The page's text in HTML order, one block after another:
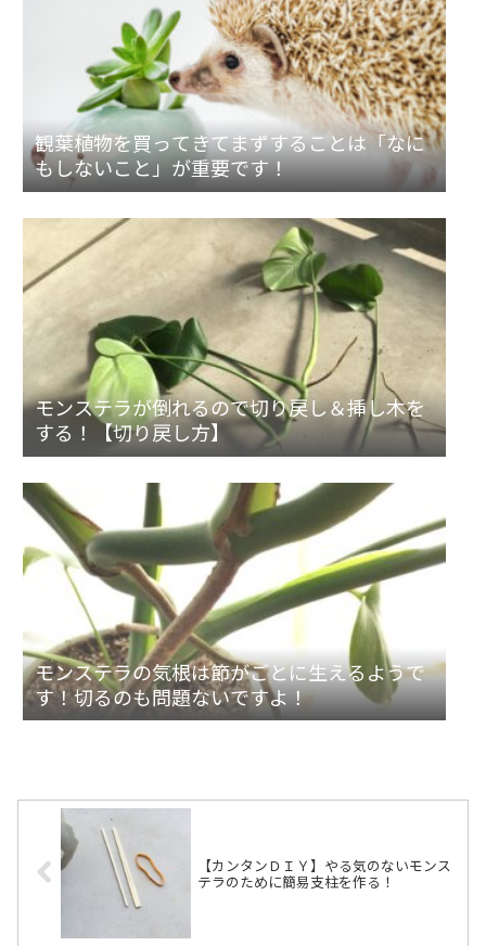
観葉植物を買ってきてまずすることは「なに
もしないこと」が重要です！
モンステラが倒れるので切り戻し＆挿し木を
する！【切り戻し方】
モンステラの気根は節がごとに生えるようで
す！切るのも問題ないですよ！
【カンタンＤＩＹ】やる気のないモンス
テラのために簡易支柱を作る！